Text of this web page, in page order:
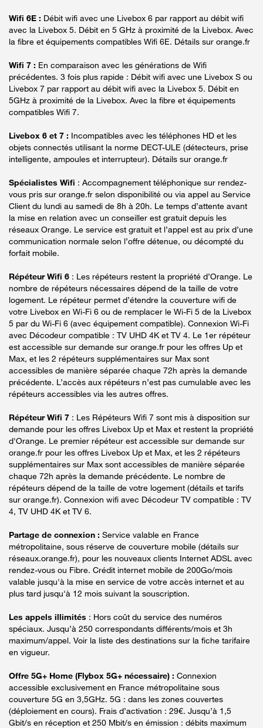
Wifi 6E : Débit wifi avec une Livebox 6 par rapport au débit wifi
avec la Livebox 5. Débit en 5 GHz à proximité de la Livebox. Avec
la fibre et équipements compatibles Wifi 6E. Détails sur orange.fr
Wifi 7 : En comparaison avec les générations de Wifi
précédentes. 3 fois plus rapide : Débit wifi avec une Livebox S ou
Livebox 7 par rapport au débit wifi avec la Livebox 5. Débit en
5GHz à proximité de la Livebox. Avec la fibre et équipements
compatibles Wifi 7.
Livebox 6 et 7 : Incompatibles avec les téléphones HD et les
objets connectés utilisant la norme DECT-ULE (détecteurs, prise
intelligente, ampoules et interrupteur). Détails sur orange.fr
Spécialistes Wifi : Accompagnement téléphonique sur rendez-
vous pris sur orange.fr selon disponibilité ou via appel au Service
Client du lundi au samedi de 8h à 20h. Le temps d’attente avant
la mise en relation avec un conseiller est gratuit depuis les
réseaux Orange. Le service est gratuit et l’appel est au prix d’une
communication normale selon l’offre détenue, ou décompté du
forfait mobile.
Répéteur Wifi 6 : Les répéteurs restent la propriété d’Orange. Le
nombre de répéteurs nécessaires dépend de la taille de votre
logement. Le répéteur permet d’étendre la couverture wifi de
votre Livebox en Wi-Fi 6 ou de remplacer le Wi-Fi 5 de la Livebox
5 par du Wi-Fi 6 (avec équipement compatible). Connexion Wi-Fi
avec Décodeur compatible : TV UHD 4K et TV 4. Le 1er répéteur
est accessible sur demande sur orange.fr pour les offres Up et
Max, et les 2 répéteurs supplémentaires sur Max sont
accessibles de manière séparée chaque 72h après la demande
précédente. L’accès aux répéteurs n’est pas cumulable avec les
répéteurs accessibles via les autres offres.
Répéteur Wifi 7 : Les Répéteurs Wifi 7 sont mis à disposition sur
demande pour les offres Livebox Up et Max et restent la propriété
d'Orange. Le premier répéteur est accessible sur demande sur
orange.fr pour les offres Livebox Up et Max, et les 2 répéteurs
supplémentaires sur Max sont accessibles de manière séparée
chaque 72h après la demande précédente. Le nombre de
répéteurs dépend de la taille de votre logement (détails et tarifs
sur orange.fr). Connexion wifi avec Décodeur TV compatible : TV
4, TV UHD 4K et TV 6.
Partage de connexion : Service valable en France
métropolitaine, sous réserve de couverture mobile (détails sur
réseaux.orange.fr), pour les nouveaux clients Internet ADSL avec
rendez-vous ou Fibre. Crédit internet mobile de 200Go/mois
valable jusqu'à la mise en service de votre accès internet et au
plus tard jusqu'à 12 mois suivant la souscription.
Les appels illimités : Hors coût du service des numéros
spéciaux. Jusqu’à 250 correspondants différents/mois et 3h
maximum/appel. Voir la liste des destinations sur la fiche tarifaire
en vigueur.
Offre 5G+ Home (Flybox 5G+ nécessaire) : Connexion
accessible exclusivement en France métropolitaine sous
couverture 5G en 3,5GHz. 5G : dans les zones couvertes
(déploiement en cours). Frais d’activation : 29€. Jusqu’à 1,5
Gbit/s en réception et 250 Mbit/s en émission : débits maximum